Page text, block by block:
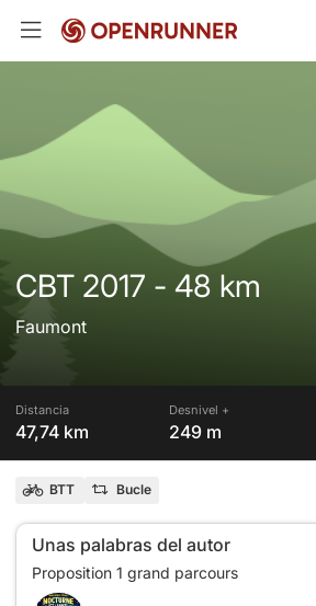
CBT 2017 - 48 km
Faumont
Distancia
47,74 km
Desnivel +
249 m
BTT Bucle
Unas palabras del autor